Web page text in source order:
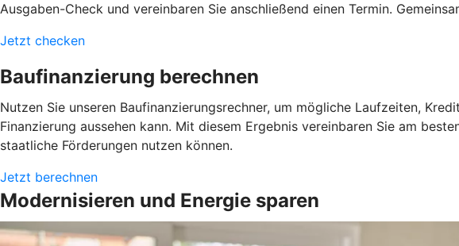
Ausgaben-Check und vereinbaren Sie anschließend einen Termin.
Jetzt checken
Baufinanzierung berechnen
Nutzen Sie unseren Baufinanzierungsrechner, um mögliche Laufzeiten,
Finanzierung aussehen kann. Mit diesem Ergebnis vereinbaren Sie am
staatliche Förderungen nutzen können.
Jetzt berechnen
Modernisieren und Energie sparen